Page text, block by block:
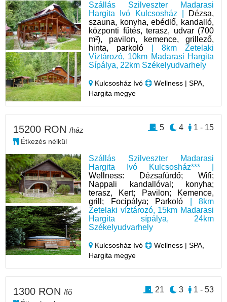
Szállás Szilveszter Madarasi
Hargita Ivó Kulcsosház |
Dézsa,
szauna, konyha, ebédlő, kandalló,
központi fűtés, terasz, udvar (700
m²), pavilon, kemence, grillező,
hinta, parkoló | 8km Zetelaki
Víztározó, 10km Madarasi Hargita
Sípálya, 22km Székelyudvarhely
Kulcsosház Ivó
Wellness | SPA,
Hargita megye
Szállás Szilveszter Madarasi
Hargita Ivó Kulcsosház*** |
Wellness: Dézsafürdő; Wifi;
Nappali kandallóval; konyha;
terasz, Kert; Pavilon; Kemence,
grill; Focipálya; Parkoló | 8km
Zetelaki víztározó, 15km Madarasi
Hargita sípálya, 24km
Székelyudvarhely
Kulcsosház Ivó
Wellness | SPA,
Hargita megye
15200 RON /ház
Étkezés nélkül
1 - 15
4
5
1300 RON /fő 1 - 53
3
21